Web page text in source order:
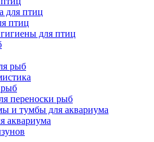
для птиц
птиц
для птиц
рыб
переноски рыб
и тумбы для аквариума
аквариума